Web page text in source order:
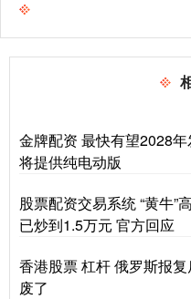
金牌配资 最快有望2028
将提供纯电动版
股票配资交易系统 “黄牛”
已炒到1.5万元 官方回应
香港股票 杠杆 俄罗斯报
废了